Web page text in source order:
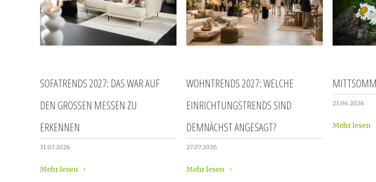
SOFATRENDS 2027: DAS WAR AUF
DEN GROSSEN MESSEN ZU E
RKENNEN
31.07.2026
Mehr lesen
WOHNTRENDS 2027: WELCHE
EINRICHTUNGSTRENDS SIND
DEMNÄCHST ANGESAGT?
27.07.2026
Mehr lesen
23.06.2026
Mehr lesen